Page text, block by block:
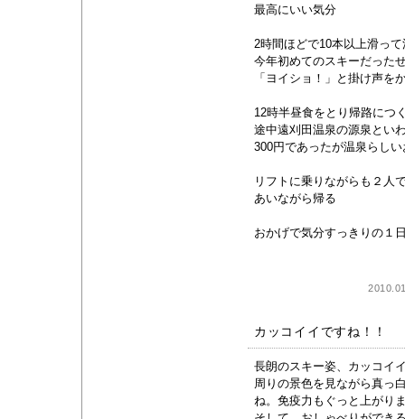
最高にいい気分
2時間ほどで10本以上滑っ
今年初めてのスキーだった
「ヨイショ！」と掛け声を
12時半昼食をとり帰路につ
途中遠刈田温泉の源泉とい
300円であったが温泉らし
リフトに乗りながらも２人
あいながら帰る
おかげで気分すっきりの１
カッコイイですね！！
長朗のスキー姿、カッコイ
周りの景色を見ながら真っ
ね。免疫力もぐっと上がり